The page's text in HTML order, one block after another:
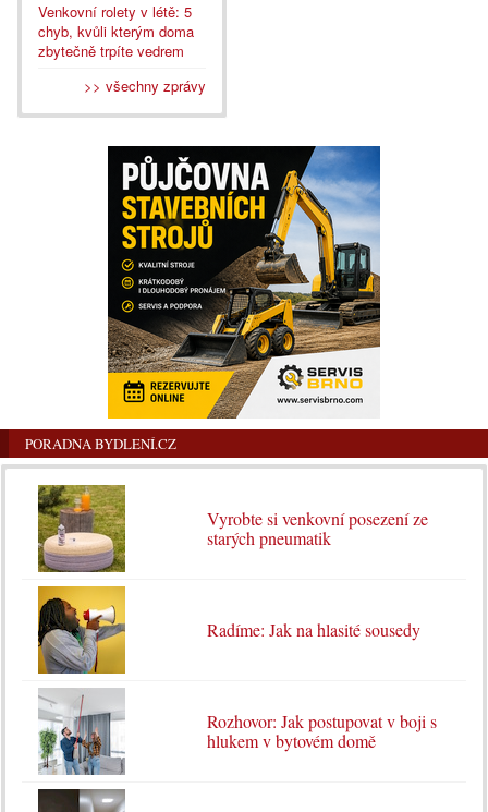
Venkovní rolety v létě: 5
chyb, kvůli kterým doma
zbytečně trpíte vedrem
>> všechny zprávy
PORADNA BYDLENÍ.CZ
Vyrobte si venkovní posezení ze
starých pneumatik
Radíme: Jak na hlasité sousedy
Rozhovor: Jak postupovat v boji s
hlukem v bytovém domě